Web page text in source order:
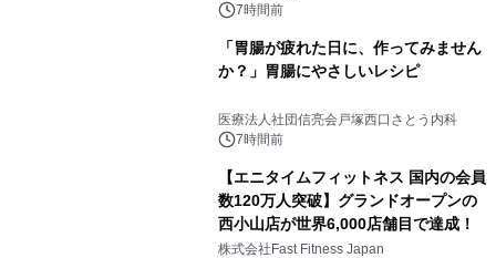
7時間前
「胃腸が疲れた日に、作ってみません
か？」胃腸にやさしいレシピ
医療法人社団信亮会戸塚西口さとう内科
7時間前
【エニタイムフィットネス 国内の会員
数120万人突破】グランドオープンの
西小山店が世界6,000店舗目で達成！
株式会社Fast Fitness Japan